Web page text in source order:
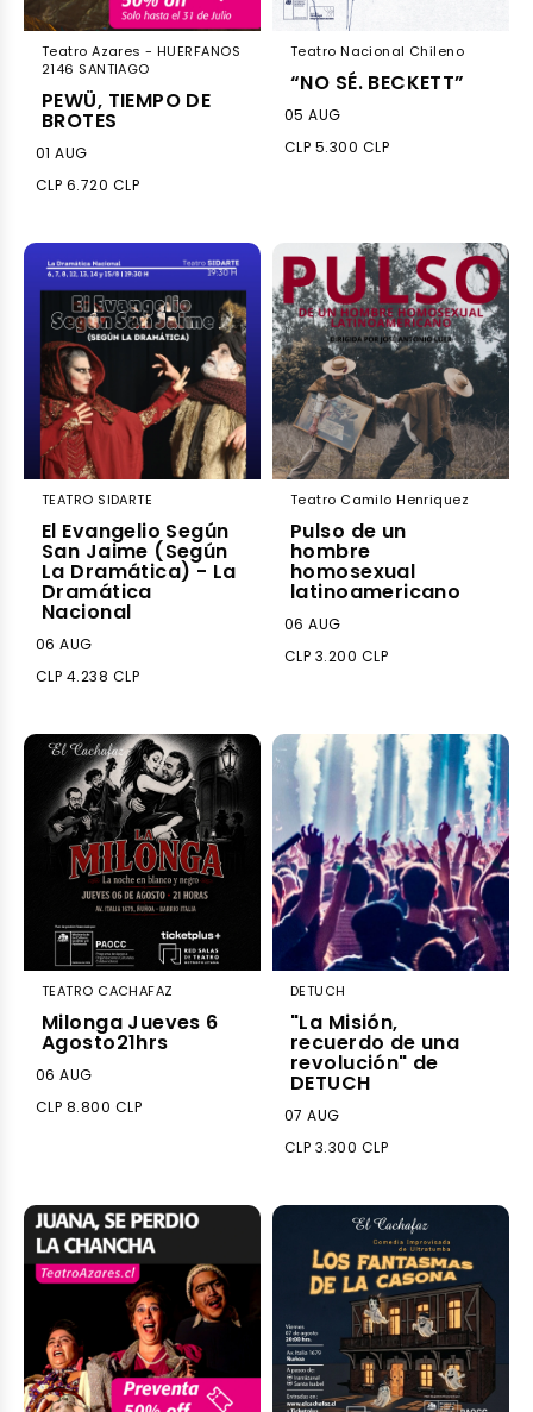
Teatro Azares - HUERFANOS
2146 SANTIAGO
PEWÜ, TIEMPO DE
BROTES
01 AUG
CLP 6.720 CLP
Teatro Nacional Chileno
“NO SÉ. BECKETT”
05 AUG
CLP 5.300 CLP
TEATRO SIDARTE
El Evangelio Según
San Jaime (Según
La Dramática) - La
Dramática
Nacional
06 AUG
CLP 4.238 CLP
Teatro Camilo Henriquez
Pulso de un
hombre
homosexual
latinoamericano
06 AUG
CLP 3.200 CLP
TEATRO CACHAFAZ
Milonga Jueves 6
Agosto21hrs
06 AUG
CLP 8.800 CLP
DETUCH
"La Misión,
recuerdo de una
revolución" de
DETUCH
07 AUG
CLP 3.300 CLP